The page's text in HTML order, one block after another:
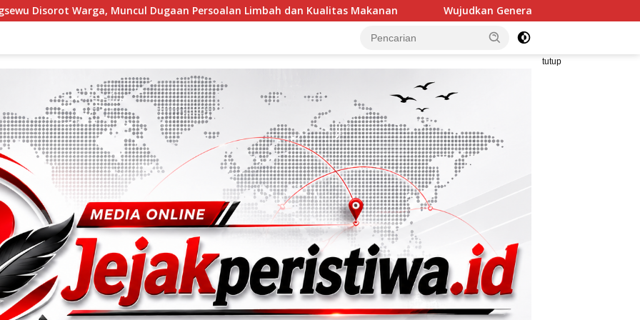
Persoalan Limbah dan Kualitas Makanan Wujudkan Generasi Berkarakter, Babinsa Tanjung Batu Berikan
tutup